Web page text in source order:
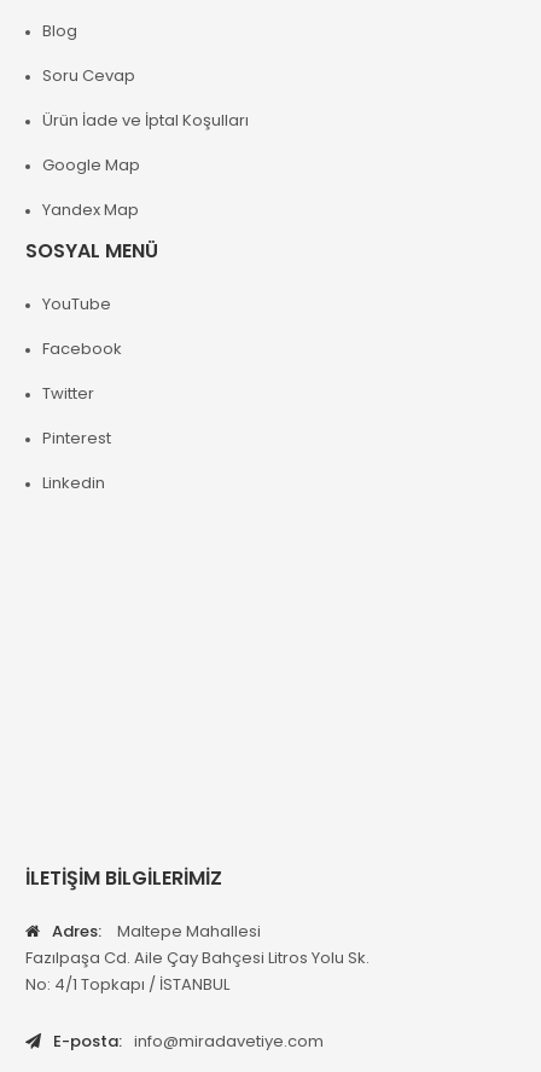
Blog
Soru Cevap
Ürün İade ve İptal Koşulları
Google Map
Yandex Map
SOSYAL MENÜ
YouTube
Facebook
Twitter
Pinterest
Linkedin
İLETİŞİM BİLGİLERİMİZ
Adres:
Maltepe Mahallesi
Fazılpaşa Cd. Aile Çay Bahçesi Litros Yolu Sk.
No: 4/1 Topkapı / İSTANBUL
E-posta: info@miradavetiye.com